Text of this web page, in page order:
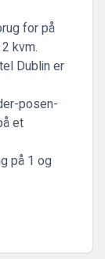
for på
kvm.
Dublin er
posen-
et
på 1 og